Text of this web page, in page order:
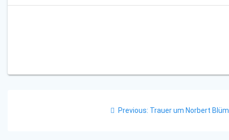
Previous: Previous
Trauer um Norbert Blüm